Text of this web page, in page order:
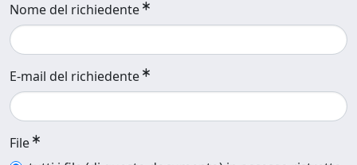
Nome del richiedente
E-mail del richiedente
File